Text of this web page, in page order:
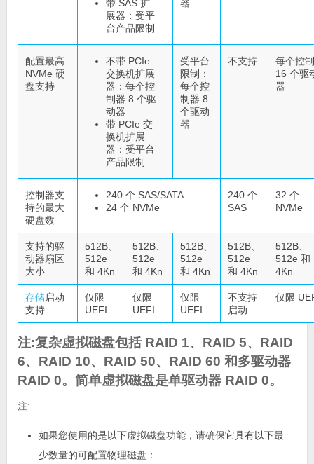
带 SAS 扩
展器：受平
台产品限制
器
配置最高
NVMe 硬
盘支持
不带 PCIe
交换机扩展
器：每个控
制器 8 个驱
动器
带 PCIe 交
换机扩展
器：受平台
产品限制
受平台
限制：
每个控
制器 8
个驱动
器
不支持
每个控
16 个驱
器
控制器支
持的最大
硬盘数
240 个 SAS/SATA
24 个 NVMe
240 个
SAS
32 个
NVMe
支持的驱
动器扇区
大小
512B、
512e
和 4Kn
512B、
512e
和 4Kn
512B、
512e
和 4Kn
512B、
512e
和 4Kn
512B、
512e 和
4Kn
存储启动
支持
仅限
UEFI
仅限
UEFI
仅限
UEFI
不支持
启动
仅限
注:复杂虚拟磁盘包括 RAID 1、RAID 5、RAID
6、RAID 10、RAID 50、RAID 60 和多驱动器
RAID 0。简单虚拟磁盘是单驱动器 RAID 0。
注:
如果您使用的是以下虚拟磁盘功能，请确保它具有以下最
少数量的可配置物理磁盘：